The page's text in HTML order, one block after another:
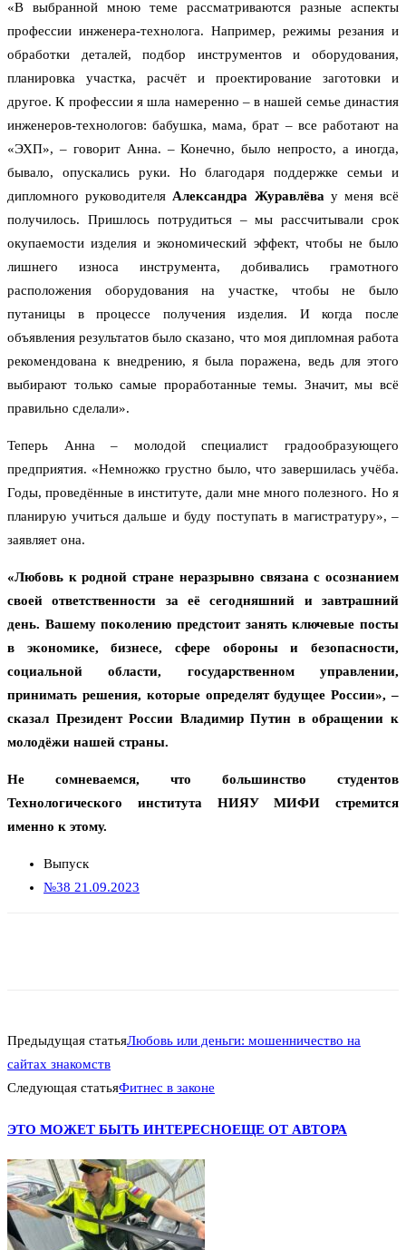
«В выбранной мною теме рассматриваются разные аспекты
профессии инженера-технолога. Например, режимы резания и
обработки деталей, подбор инструментов и оборудования,
планировка участка, расчёт и проектирование заготовки и
другое. К профессии я шла намеренно – в нашей семье династия
инженеров-технологов: бабушка, мама, брат – все работают на
«ЭХП», – говорит Анна. – Конечно, было непросто, а иногда,
бывало, опускались руки. Но благодаря поддержке семьи и
дипломного руководителяАлександра Журавлёва у меня всё
получилось. Пришлось потрудиться – мы рассчитывали срок
окупаемости изделия и экономический эффект, чтобы не было
лишнего износа инструмента, добивались грамотного
расположения оборудования на участке, чтобы не было
путаницы в процессе получения изделия. И когда после
объявления результатов было сказано, что моя дипломная работа
рекомендована к внедрению, я была поражена, ведь для этого
выбирают только самые проработанные темы. Значит, мы всё
правильно сделали».
Теперь Анна – молодой специалист градообразующего
предприятия. «Немножко грустно было, что завершилась учёба.
Годы, проведённые в институте, дали мне много полезного. Но я
планирую учиться дальше и буду поступать в магистратуру», –
заявляет она.
«Любовь к родной стране неразрывно связана с осознанием
своей ответственности за её сегодняшний и завтрашний
день. Вашему поколению предстоит занять ключевые посты
в экономике, бизнесе, сфере обороны и безопасности,
социальной области, государственном управлении,
принимать решения, которые определят будущее России», –
сказал Президент России Владимир Путин в обращении к
молодёжи нашей страны.
Не сомневаемся, что большинство студентов
Технологического института НИЯУ МИФИ стремится
именно к этому.
Выпуск
№38 21.09.2023
Предыдущая статьяЛюбовь или деньги: мошенничество на
сайтах знакомств
Следующая статьяФитнес в законе
ЭТО МОЖЕТ БЫТЬ ИНТЕРЕСНОЕЩЕ ОТ АВТОРА